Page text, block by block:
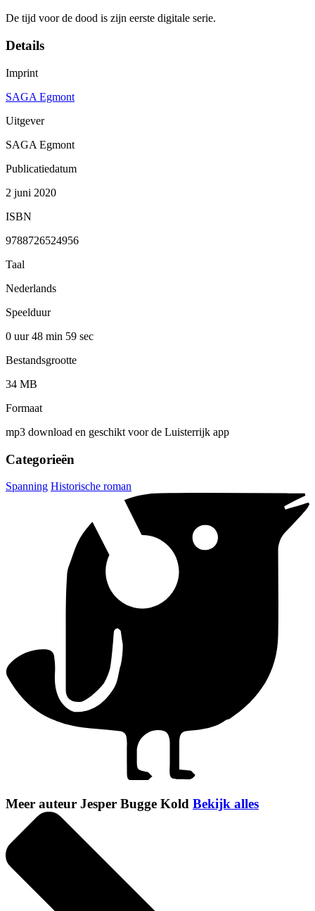
De tijd voor de dood is zijn eerste digitale serie.
Details
Imprint
SAGA Egmont
Uitgever
SAGA Egmont
Publicatiedatum
2 juni 2020
ISBN
9788726524956
Taal
Nederlands
Speelduur
0 uur 48 min 59 sec
Bestandsgrootte
34 MB
Formaat
mp3 download en geschikt voor de Luisterrijk app
Categorieën
Spanning Historische roman
Meer auteur Jesper Bugge Kold Bekijk alles